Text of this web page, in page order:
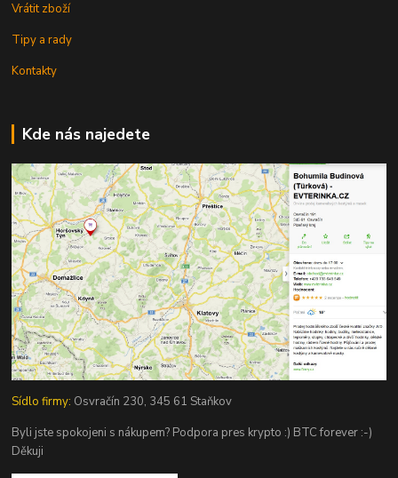
Vrátit zboží
Tipy a rady
Kontakty
Kde nás najedete
Sídlo firmy: Osvračín 230, 345 61 Staňkov
Byli jste spokojeni s nákupem? Podpora pres krypto :) BTC forever :-)
Děkuji